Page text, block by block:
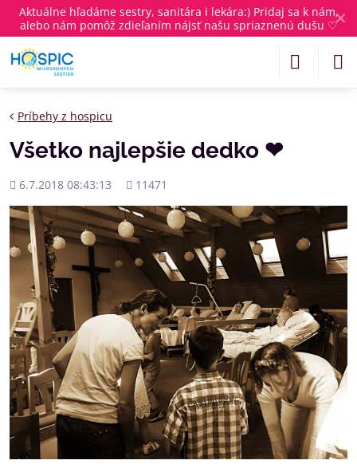
✕
Aktuálne hľadáme sestry, sanitára i lekára:) Pridaj sa k nám,
alebo nám pomôž zdieľaním nájsť našu spriaznenú dušu ♡
Príbehy z hospicu
Všetko najlepšie dedko ❤
Pridané
6.7.2018 08:43:13
Počet
11471